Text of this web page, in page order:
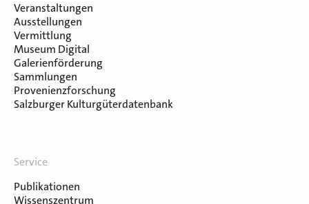
Veranstaltungen
Ausstellungen
Vermittlung
Museum Digital
Galerienförderung
Sammlungen
Provenienzforschung
Salzburger Kulturgüterdatenbank
Service
Publikationen
Wissenszentrum